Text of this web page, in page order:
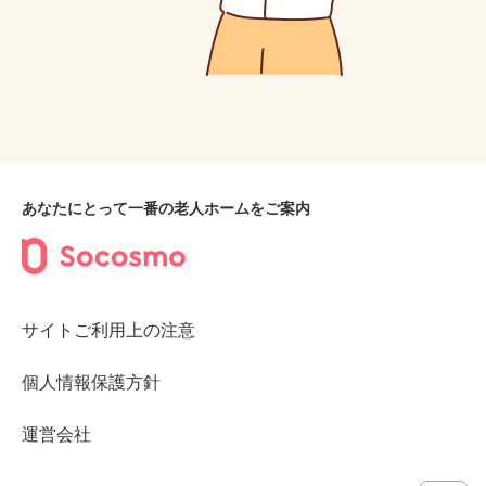
あなたにとって一番の老人ホームをご案内
サイトご利用上の注意
個人情報保護方針
運営会社